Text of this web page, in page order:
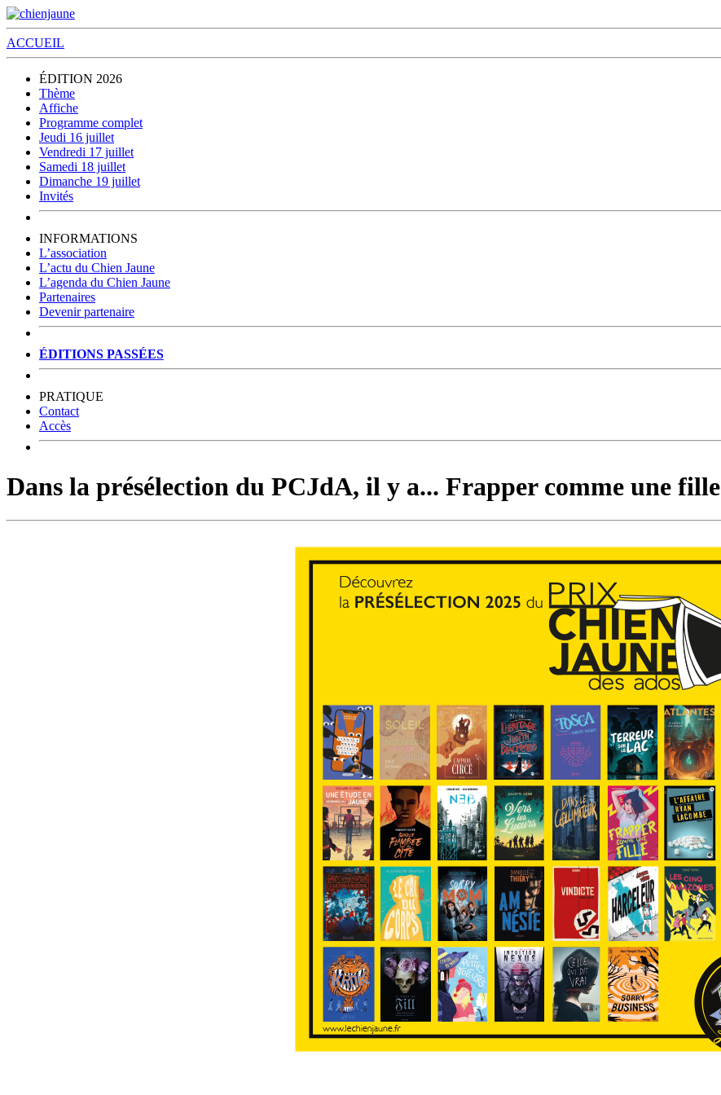
ACCUEIL
ÉDITION 2026
Thème
Affiche
Programme complet
Jeudi 16 juillet
Vendredi 17 juillet
Samedi 18 juillet
Dimanche 19 juillet
Invités
INFORMATIONS
L’association
L’actu du Chien Jaune
L’agenda du Chien Jaune
Partenaires
Devenir partenaire
ÉDITIONS PASSÉES
PRATIQUE
Contact
Accès
Dans la présélection du PCJdA, il y a... Frapper comme une fille